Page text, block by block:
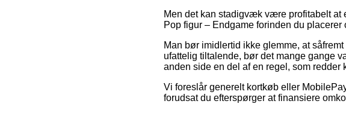
Men det kan stadigvæk være profitabelt at
Pop figur – Endgame forinden du
Man bør imidlertid ikke glemme, at
ufattelig tiltalende, bør det mange gange
anden side en del af en regel, som
Vi foreslår generelt kortkøb eller
forudsat du efterspørger at finansiere